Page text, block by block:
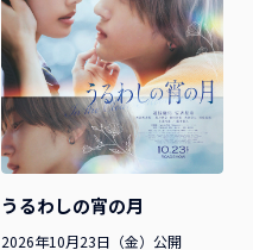
うるわしの宵の月
2026年10月23日（金）公開